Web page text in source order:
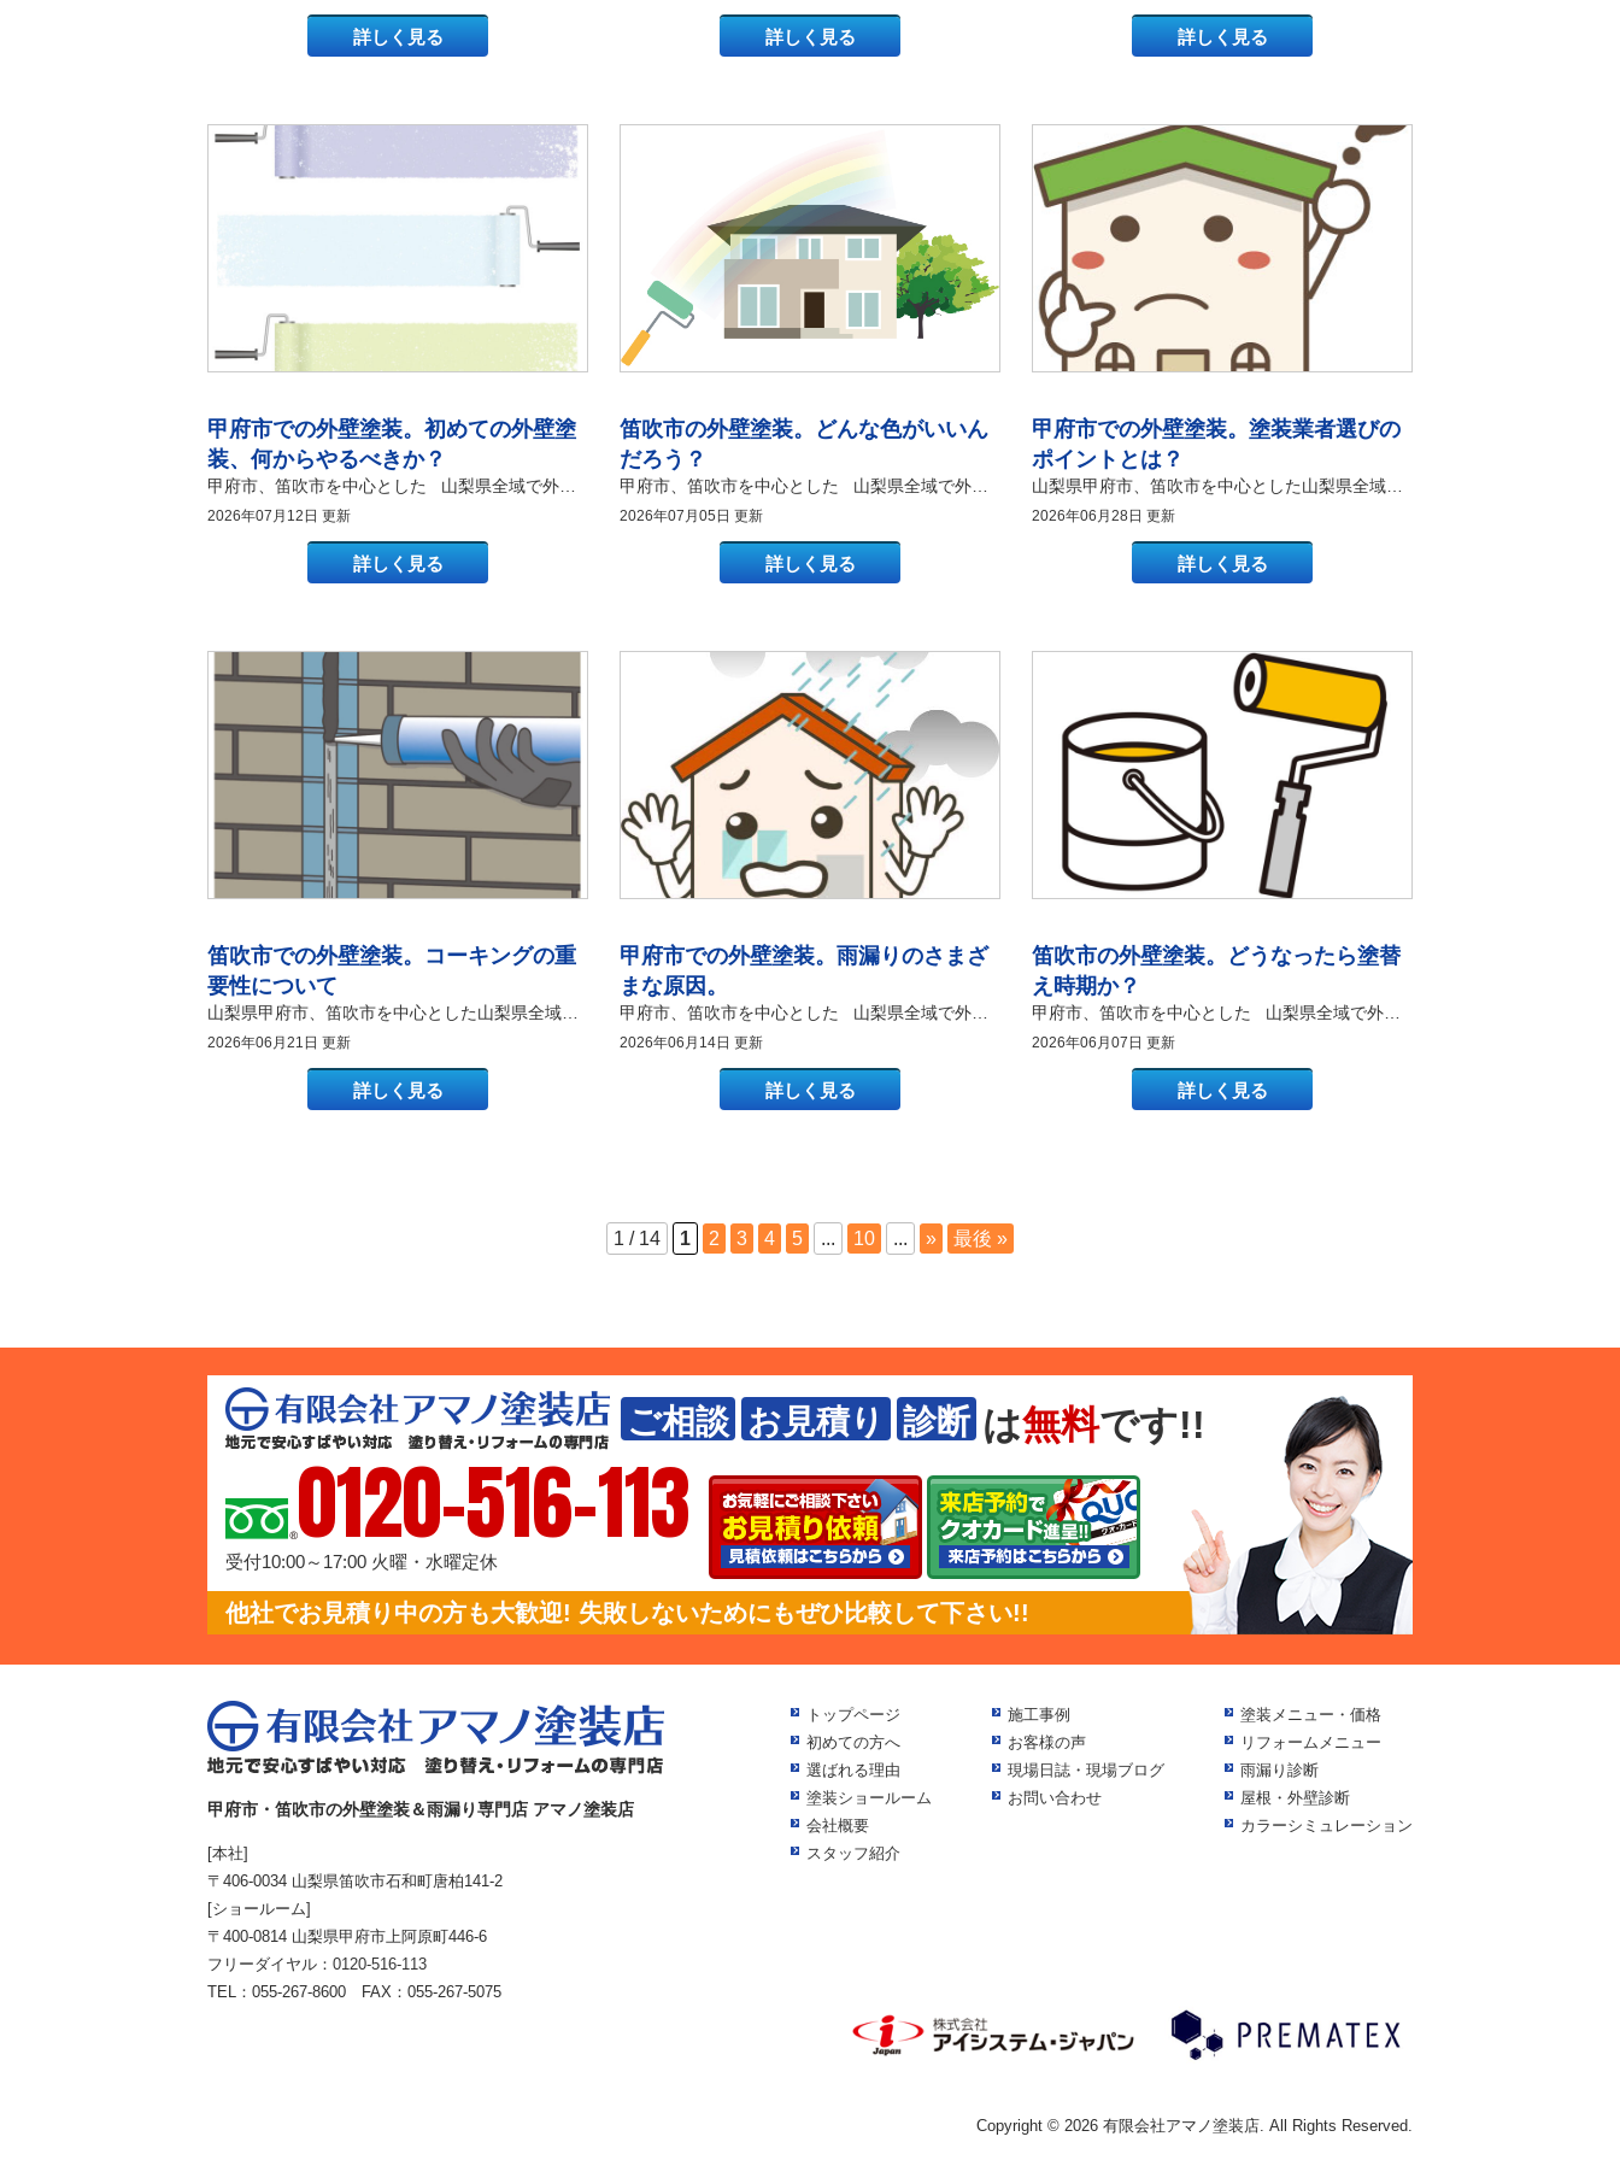
詳しく見る 詳しく見る 詳しく見る
甲府市での外壁塗装。初めての外壁塗
装、何からやるべきか？
2026年07月12日 更新
詳しく見る
識
塗
装
の
ご
相
笛吹市の外壁塗装。どんな色がいいん
だろう？
2026年07月05日 更新
詳しく見る
識
塗
装
の
ご
相
甲府市での外壁塗装。塗装業者選びの
ポイントとは？
2026年06月28日 更新
詳しく見る
ッ
フ
ブ
ロ
グ
識
笛吹市での外壁塗装。コーキングの重
要性について
2026年06月21日 更新
詳しく見る
識
塗
装
の
ご
相
甲府市での外壁塗装。雨漏りのさまざ
まな原因。
2026年06月14日 更新
詳しく見る
識
塗
装
の
ご
相
笛吹市の外壁塗装。どうなったら塗替
え時期か？
2026年06月07日 更新
詳しく見る
識
塗
装
の
ご
相
1 / 14 1 2 3 4 5 ... 10 ... » 最後 »
ご相談 お見積り 診断 は無料です!!
0120-516-113
受付10:00～17:00 火曜・水曜定休
他社でお見積り中の方も大歓迎! 失敗しないためにもぜひ比較して下さい!!
甲府市・笛吹市の外壁塗装＆雨漏り専門店 アマノ塗装店
[本社]
〒406-0034 山梨県笛吹市石和町唐柏141-2
[ショールーム]
〒400-0814 山梨県甲府市上阿原町446-6
フリーダイヤル： 0120-516-113
TEL：055-267-8600 FAX：055-267-5075
トップページ
初めての方へ
選ばれる理由
塗装ショールーム
会社概要
スタッフ紹介
施工事例
お客様の声
現場日誌・現場ブログ
お問い合わせ
塗装メニュー・価格
リフォームメニュー
雨漏り診断
屋根・外壁診断
カラーシミュレーション
Copyright © 2026 有限会社アマノ塗装店. All Rights Reserved.